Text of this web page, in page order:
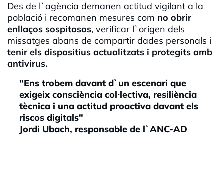
Des de l`agència demanen actitud vigilant a la
població i recomanen mesures com no obrir
enllaços sospitosos, verificar l`origen dels
missatges abans de compartir dades personals i
tenir els dispositius actualitzats i protegits amb
antivirus.
"Ens trobem davant d`un escenari que
exigeix consciència col·lectiva, resiliència
tècnica i una actitud proactiva davant els
riscos digitals"
Jordi Ubach, responsable de l`ANC-AD